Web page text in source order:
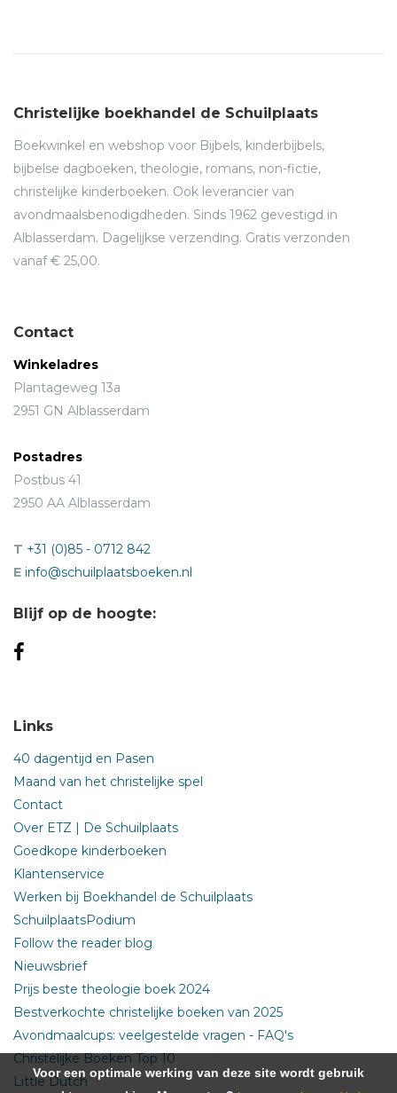
Christelijke boekhandel de Schuilplaats
Boekwinkel en webshop voor Bijbels, kinderbijbels,
bijbelse dagboeken, theologie, romans, non-fictie,
christelijke kinderboeken. Ook leverancier van
avondmaalsbenodigdheden. Sinds 1962 gevestigd in
Alblasserdam. Dagelijkse verzending. Gratis verzonden
vanaf € 25,00.
Contact
Winkeladres
Plantageweg 13a
2951 GN Alblasserdam
Postadres
Postbus 41
2950 AA Alblasserdam
T +31 (0)85 - 0712 842
E info@schuilplaatsboeken.nl
Blijf op de hoogte:
Links
40 dagentijd en Pasen
Maand van het christelijke spel
Contact
Over ETZ | De Schuilplaats
Goedkope kinderboeken
Klantenservice
Werken bij Boekhandel de Schuilplaats
SchuilplaatsPodium
Follow the reader blog
Nieuwsbrief
Prijs beste theologie boek 2024
Bestverkochte christelijke boeken van 2025
Avondmaalcups: veelgestelde vragen - FAQ's
Christelijke Boeken Top 10
Little Dutch
Voor een optimale werking van deze site wordt gebruik